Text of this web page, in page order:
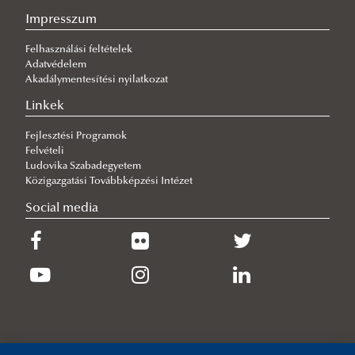
Impresszum
Felhasználási feltételek
Adatvédelem
Akadálymentesítési nyilatkozat
Linkek
Fejlesztési Programok
Felvételi
Ludovika Szabadegyetem
Közigazgatási Továbbképzési Intézet
Social media